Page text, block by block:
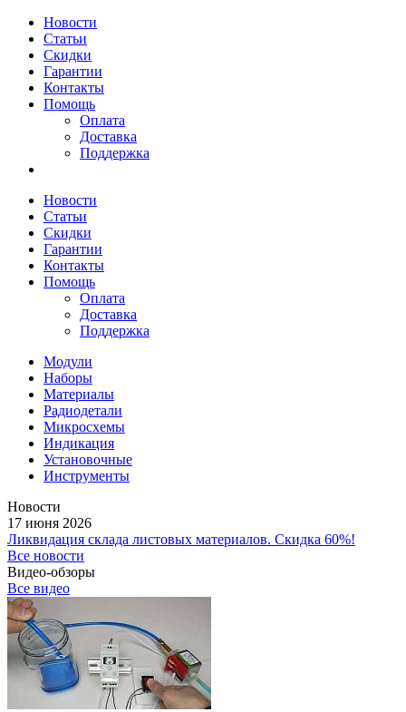
Новости
Статьи
Скидки
Гарантии
Контакты
Помощь
Оплата
Доставка
Поддержка
Новости
Статьи
Скидки
Гарантии
Контакты
Помощь
Оплата
Доставка
Поддержка
Модули
Наборы
Материалы
Радиодетали
Микросхемы
Индикация
Установочные
Инструменты
Новости
17 июня 2026
Ликвидация склада листовых материалов. Скидка 60%!
Все новости
Видео-обзоры
Все видео